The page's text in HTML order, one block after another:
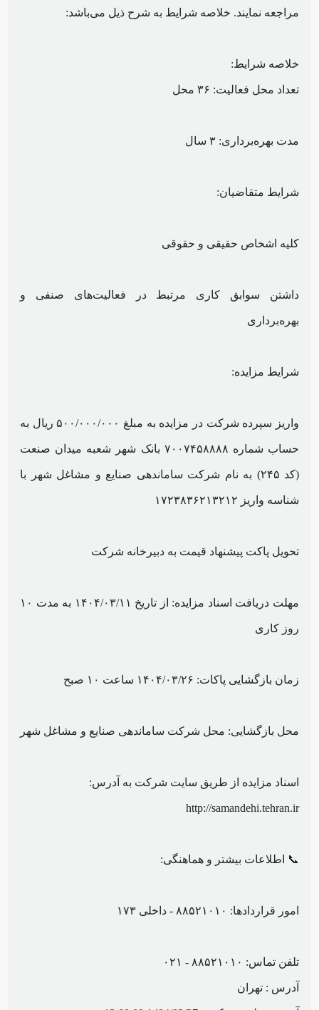
مراجعه نمایند. خلاصه شرایط به شرح ذیل می‌باشد:
خلاصه شرایط:
تعداد محل فعالیت: ۳۶ محل
مدت بهره‌برداری: ۳ سال
شرایط متقاضیان:
کلیه اشخاص حقیقی و حقوقی
داشتن سوابق کاری مرتبط در فعالیت‌های صنفی و
بهره‌برداری
شرایط مزایده:
واریز سپرده شرکت در مزایده به مبلغ ۵۰۰/۰۰۰/۰۰۰ ریال به
حساب شماره ۷۰۰۷۴۵۸۸۸۸ بانک شهر شعبه میدان صنعت
(کد ۲۴۵) به نام شرکت ساماندهی صنایع و مشاغل شهر با
شناسه واریز ۱۷۲۳۸۳۶۲۱۳۲۱۲
تحویل پاکت پیشنهاد قیمت به دبیرخانه شرکت
مهلت دریافت اسناد مزایده: از تاریخ ۱۴۰۴/۰۳/۱۱ به مدت ۱۰
روز کاری
زمان بازگشایی پاکات: ۱۴۰۴/۰۳/۲۶ ساعت ۱۰ صبح
محل بازگشایی: محل شرکت ساماندهی صنایع و مشاغل شهر
اسناد مزایده از طریق سایت شرکت به آدرس:
http://samandehi.tehran.ir
📞 اطلاعات بیشتر و هماهنگی:
امور قراردادها: ۸۸۵۲۱۰۱۰ - داخلی ۱۷۳
تلفن تماس: ۸۸۵۲۱۰۱۰ - ۰۲۱
آدرس : تهران